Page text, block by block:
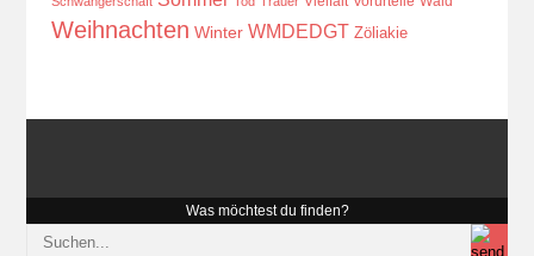
Weihnachten Winter WMDEDGT Zöliakie
Was möchtest du finden?